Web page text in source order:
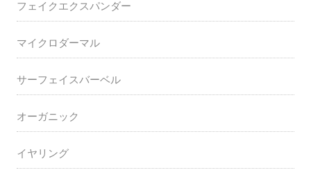
フェイクエクスパンダー
マイクロダーマル
サーフェイスバーベル
オーガニック
イヤリング